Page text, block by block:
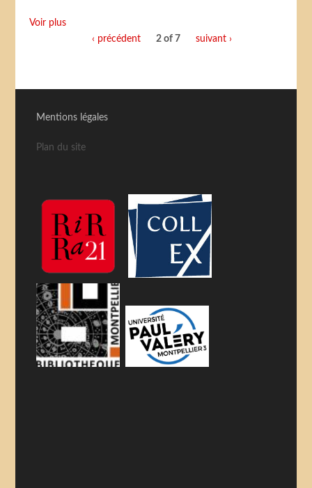
Voir plus
‹ précédent
2 of 7 suivant ›
Mentions légales
Plan du site